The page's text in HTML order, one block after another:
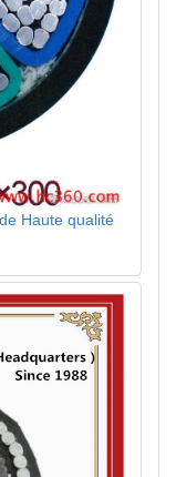
Haute qualité